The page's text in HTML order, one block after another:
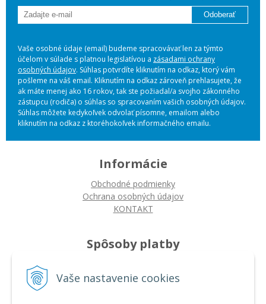
Vaše nastavenie cookies
Odoberať
Vaše osobné údaje (email) budeme spracovávať len za týmto
účelom v súlade s platnou legislatívou a zásadami ochrany
osobných údajov. Súhlas potvrdíte kliknutím na odkaz, ktorý vám
pošleme na váš email. Kliknutím na odkaz zároveň prehlasujete, že
ak máte menej ako 16 rokov, tak ste požiadal/a svojho zákonného
zástupcu (rodiča) o súhlas so spracovaním vašich osobných údajov.
Súhlas môžete kedykoľvek odvolať písomne, emailom alebo
kliknutím na odkaz z ktoréhokoľvek informačného emailu.
Informácie
Obchodné podmienky
Ochrana osobných údajov
KONTAKT
Spôsoby platby
Platba bankovým prevodom